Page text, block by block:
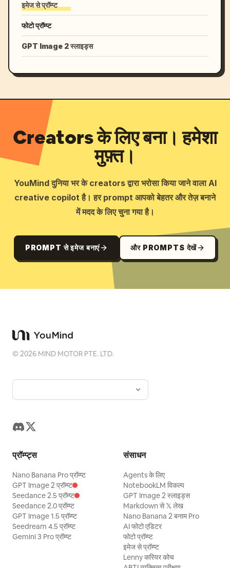
इमेज से प्रॉम्प्ट
फोटो प्रॉम्प्ट
GPT Image 2 स्लाइड्स
Creators के लिए बना। हमेशा
मुफ़्त।
YouMind दुनिया भर के creators द्वारा भरोसा किया जाने वाला AI
creative copilot है। हर prompt आपको बेहतर और तेज़ बनाने
में मदद के लिए चुना गया है।
PROMPT से इमेज बनाएं और PROMPTS देखें
©2026 MIND MOTOR PTE. LTD.
प्रॉम्प्ट्स
Nano Banana Pro प्रॉम्प्ट
GPT Image 2 प्रॉम्प्ट
Seedance 2.5 प्रॉम्प्ट
Seedance 2.0 प्रॉम्प्ट
GPT Image 1.5 प्रॉम्प्ट
Seedream 4.5 प्रॉम्प्ट
Gemini 3 Pro प्रॉम्प्ट
संसाधन
Agents के लिए
NotebookLM विकल्प
GPT Image 2 स्लाइड्स
Markdown से 𝕏 लेख
Nano Banana 2 बनाम Pro
AI फोटो एडिटर
फोटो प्रॉम्प्ट
इमेज से प्रॉम्प्ट
Lenny करियर कोच